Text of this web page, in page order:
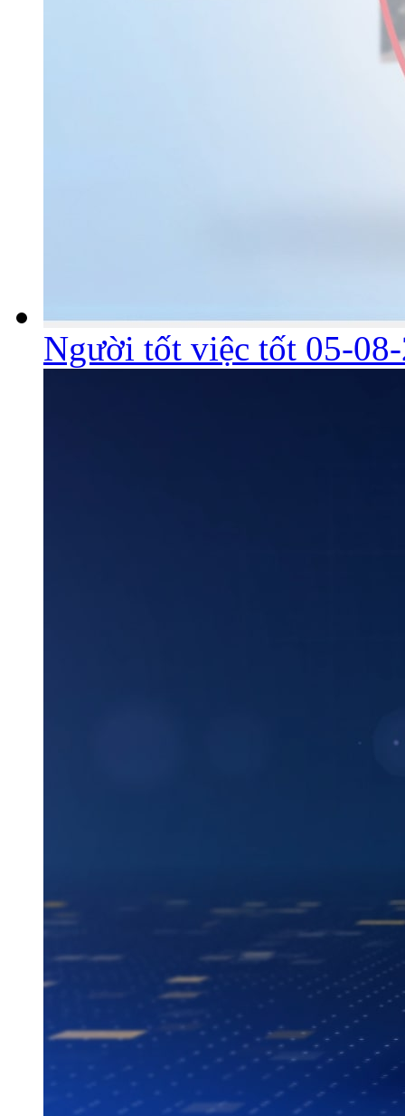
Người tốt việc tốt 05-